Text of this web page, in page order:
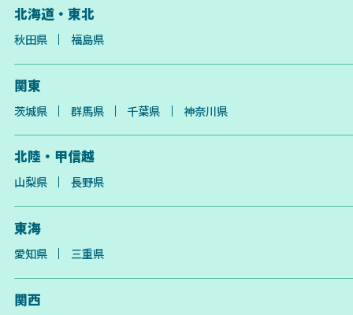
北海道・東北
秋田県 福島県
関東
茨城県 群馬県 千葉県 神奈川県
北陸・甲信越
山梨県 長野県
東海
愛知県 三重県
関西